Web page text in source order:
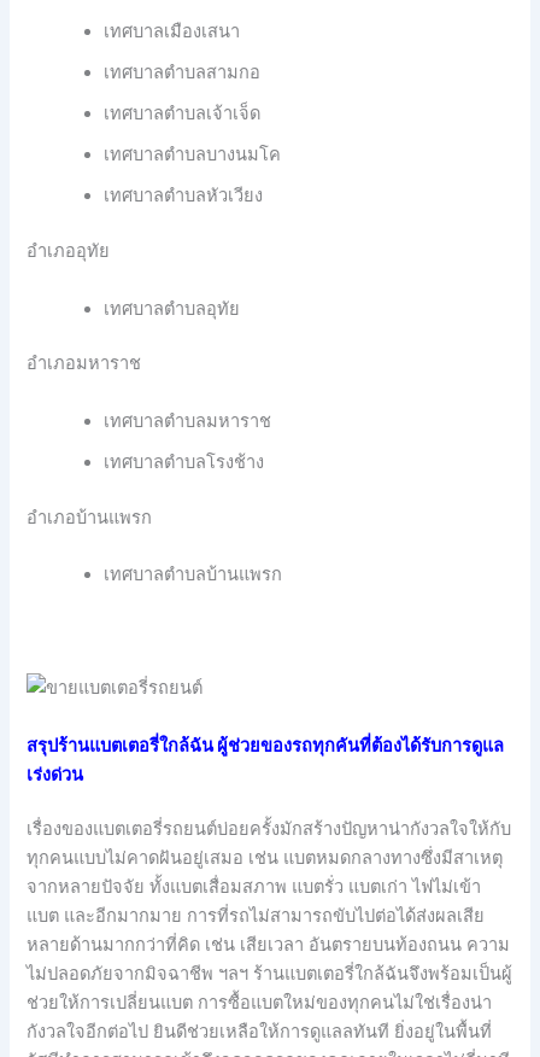
เทศบาลเมืองเสนา
เทศบาลตำบลสามกอ
เทศบาลตำบลเจ้าเจ็ด
เทศบาลตำบลบางนมโค
เทศบาลตำบลหัวเวียง
อำเภออุทัย
เทศบาลตำบลอุทัย
อำเภอมหาราช
เทศบาลตำบลมหาราช
เทศบาลตำบลโรงช้าง
อำเภอบ้านแพรก
เทศบาลตำบลบ้านแพรก
สรุปร้านแบตเตอรี่ใกล้ฉัน ผู้ช่วยของรถทุกคันที่ต้องได้รับการดูแล
เร่งด่วน
เรื่องของแบตเตอรี่รถยนต์บ่อยครั้งมักสร้างปัญหาน่ากังวลใจให้กับ
ทุกคนแบบไม่คาดฝันอยู่เสมอ เช่น แบตหมดกลางทางซึ่งมีสาเหตุ
จากหลายปัจจัย ทั้งแบตเสื่อมสภาพ แบตรั่ว แบตเก่า ไฟไม่เข้า
แบต และอีกมากมาย การที่รถไม่สามารถขับไปต่อได้ส่งผลเสีย
หลายด้านมากกว่าที่คิด เช่น เสียเวลา อันตรายบนท้องถนน ความ
ไม่ปลอดภัยจากมิจฉาชีพ ฯลฯ ร้านแบตเตอรี่ใกล้ฉันจึงพร้อมเป็นผู้
ช่วยให้การเปลี่ยนแบต การซื้อแบตใหม่ของทุกคนไม่ใช่เรื่องน่า
กังวลใจอีกต่อไป ยินดีช่วยเหลือให้การดูแลลทันที ยิ่งอยู่ในพื้นที่